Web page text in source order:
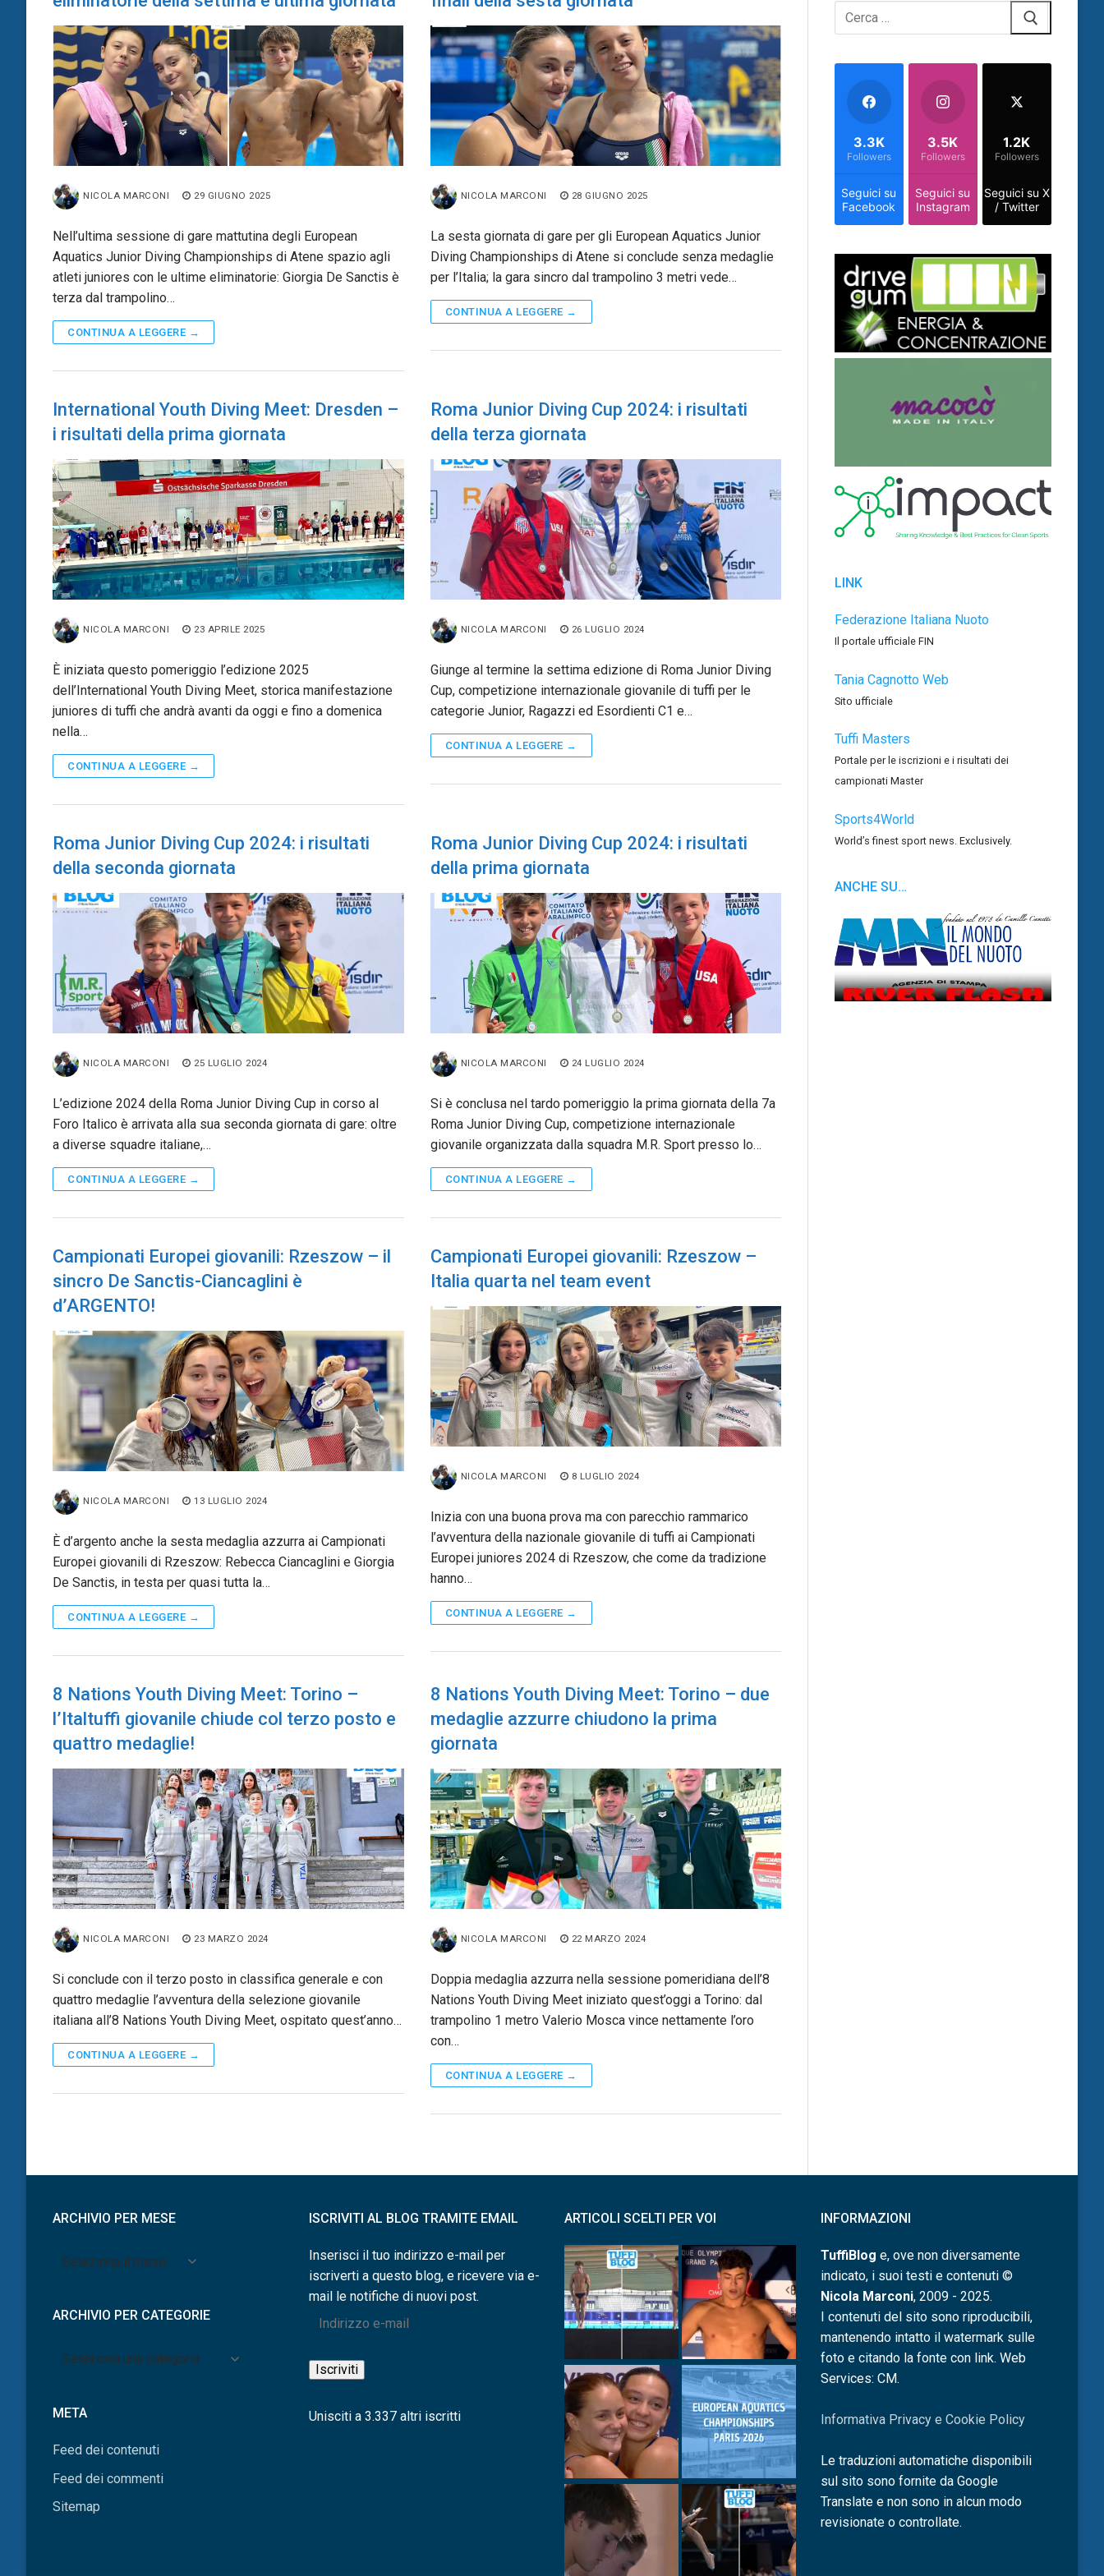
NICOLA MARCONI 29 GIUGNO 2025
Nell’ultima sessione di gare mattutina degli European
Aquatics Junior Diving Championships di Atene spazio agli
atleti juniores con le ultime eliminatorie: Giorgia De Sanctis è
terza dal trampolino…
CONTINUA A LEGGERE →
NICOLA MARCONI 28 GIUGNO 2025
La sesta giornata di gare per gli European Aquatics Junior
Diving Championships di Atene si conclude senza medaglie
per l’Italia; la gara sincro dal trampolino 3 metri vede…
CONTINUA A LEGGERE →
International Youth Diving Meet: Dresden –
i risultati della prima giornata
NICOLA MARCONI 23 APRILE 2025
È iniziata questo pomeriggio l’edizione 2025
dell’International Youth Diving Meet, storica manifestazione
juniores di tuffi che andrà avanti da oggi e fino a domenica
nella…
CONTINUA A LEGGERE →
Roma Junior Diving Cup 2024: i risultati
della terza giornata
NICOLA MARCONI 26 LUGLIO 2024
Giunge al termine la settima edizione di Roma Junior Diving
Cup, competizione internazionale giovanile di tuffi per le
categorie Junior, Ragazzi ed Esordienti C1 e…
CONTINUA A LEGGERE →
Roma Junior Diving Cup 2024: i risultati
della seconda giornata
NICOLA MARCONI 25 LUGLIO 2024
L’edizione 2024 della Roma Junior Diving Cup in corso al
Foro Italico è arrivata alla sua seconda giornata di gare: oltre
a diverse squadre italiane,…
CONTINUA A LEGGERE →
Roma Junior Diving Cup 2024: i risultati
della prima giornata
NICOLA MARCONI 24 LUGLIO 2024
Si è conclusa nel tardo pomeriggio la prima giornata della 7a
Roma Junior Diving Cup, competizione internazionale
giovanile organizzata dalla squadra M.R. Sport presso lo…
CONTINUA A LEGGERE →
Campionati Europei giovanili: Rzeszow – il
sincro De Sanctis-Ciancaglini è
d’ARGENTO!
NICOLA MARCONI 13 LUGLIO 2024
È d’argento anche la sesta medaglia azzurra ai Campionati
Europei giovanili di Rzeszow: Rebecca Ciancaglini e Giorgia
De Sanctis, in testa per quasi tutta la…
CONTINUA A LEGGERE →
Campionati Europei giovanili: Rzeszow –
Italia quarta nel team event
NICOLA MARCONI 8 LUGLIO 2024
Inizia con una buona prova ma con parecchio rammarico
l’avventura della nazionale giovanile di tuffi ai Campionati
Europei juniores 2024 di Rzeszow, che come da tradizione
hanno…
CONTINUA A LEGGERE →
8 Nations Youth Diving Meet: Torino –
l’Italtuffi giovanile chiude col terzo posto e
quattro medaglie!
NICOLA MARCONI 23 MARZO 2024
Si conclude con il terzo posto in classifica generale e con
quattro medaglie l’avventura della selezione giovanile
italiana all’8 Nations Youth Diving Meet, ospitato quest’anno…
CONTINUA A LEGGERE →
8 Nations Youth Diving Meet: Torino – due
medaglie azzurre chiudono la prima
giornata
NICOLA MARCONI 22 MARZO 2024
Doppia medaglia azzurra nella sessione pomeridiana dell’8
Nations Youth Diving Meet iniziato quest’oggi a Torino: dal
trampolino 1 metro Valerio Mosca vince nettamente l’oro
con…
CONTINUA A LEGGERE →
Cerca:
Seguici su
Facebook
3.3K
Followers
Seguici su
Instagram
3.5K
Followers
Seguici su X
/ Twitter
1.2K
Followers
LINK
Federazione Italiana Nuoto
Il portale ufficiale FIN
Tania Cagnotto Web
Sito ufficiale
Tuffi Masters
Portale per le iscrizioni e i risultati dei
campionati Master
Sports4World
World’s finest sport news. Exclusively.
ANCHE SU…
ARCHIVIO PER MESE
Archivio
ARCHIVIO PER CATEGORIE
Archivio
META
Feed dei contenuti
Feed dei commenti
Sitemap
ISCRIVITI AL BLOG TRAMITE EMAIL
Inserisci il tuo indirizzo e-mail per
iscriverti a questo blog, e ricevere via e-
mail le notifiche di nuovi post.
Indirizzo
mail
Iscriviti
Unisciti a 3.337 altri iscritti
ARTICOLI SCELTI PER VOI INFORMAZIONI
TuffiBlog e, ove non diversamente
indicato, i suoi testi e contenuti ©
Nicola Marconi, 2009 - 2025.
I contenuti del sito sono riproducibili,
mantenendo intatto il watermark sulle
foto e citando la fonte con link. Web
Services: CM.
Informativa Privacy e Cookie Policy
Le traduzioni automatiche disponibili
sul sito sono fornite da Google
Translate e non sono in alcun modo
revisionate o controllate.